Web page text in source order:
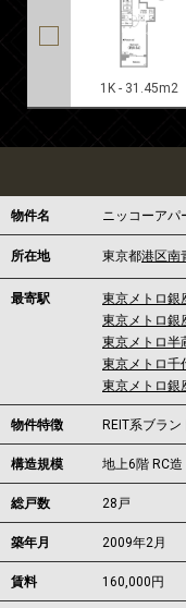
1K - 31.45m2
物件名 ニッコーアパ
所在地 東京都港区南
最寄駅 東京メトロ銀
東京メトロ銀
東京メトロ半
東京メトロ千
東京メトロ銀
物件特徴 REIT系ブラ
構造規模 地上6階 RC造
総戸数 28戸
築年月 2009年2月
賃料 160,000円